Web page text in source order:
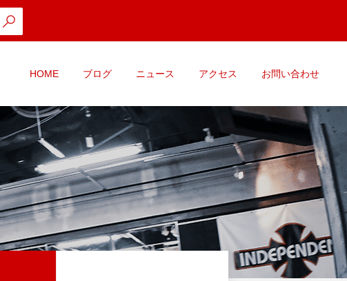
HOME ブログ ニュース アクセス お問い合わせ